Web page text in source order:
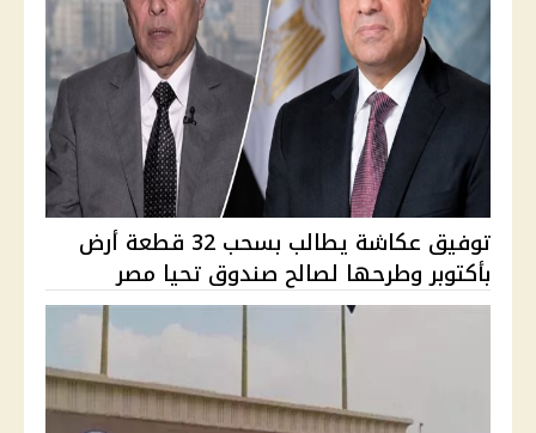
توفيق عكاشة يطالب بسحب 32 قطعة أرض
بأكتوبر وطرحها لصالح صندوق تحيا مصر